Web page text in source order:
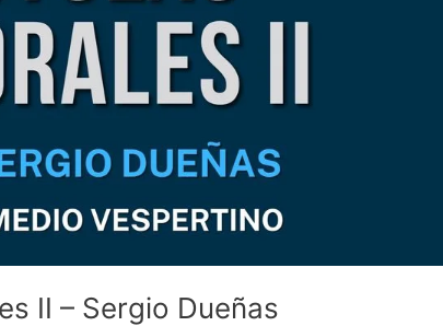
II – Sergio Dueñas